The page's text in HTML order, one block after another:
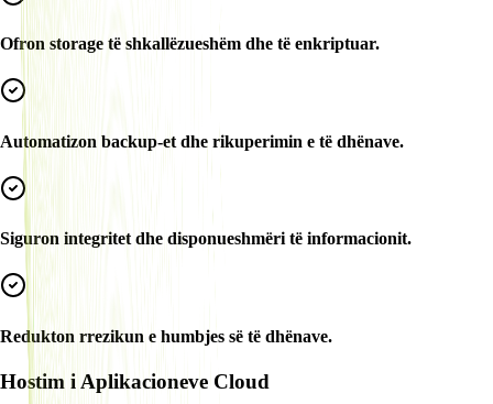
Ofron storage të shkallëzueshëm dhe të enkriptuar.
Automatizon backup-et dhe rikuperimin e të dhënave.
Siguron integritet dhe disponueshmëri të informacionit.
Redukton rrezikun e humbjes së të dhënave.
Hostim i Aplikacioneve Cloud